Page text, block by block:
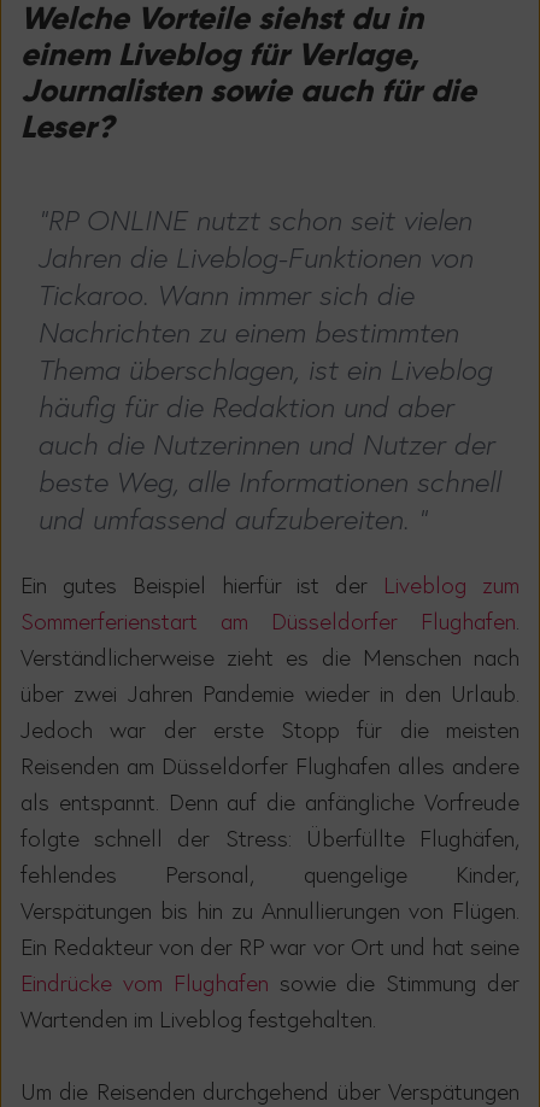
Welche Vorteile siehst du in
einem Liveblog für Verlage,
Journalisten sowie auch für die
Leser?
"RP ONLINE nutzt schon seit vielen
Jahren die Liveblog-Funktionen von
Tickaroo. Wann immer sich die
Nachrichten zu einem bestimmten
Thema überschlagen, ist ein Liveblog
häufig für die Redaktion und aber
auch die Nutzerinnen und Nutzer der
beste Weg, alle Informationen schnell
und umfassend aufzubereiten. "
Ein gutes Beispiel hierfür ist der
Liveblog zum
Sommerferienstart am Düsseldorfer Flughafen.
Verständlicherweise zieht es die Menschen nach
über zwei Jahren Pandemie wieder in den Urlaub.
Jedoch war der erste Stopp für die meisten
Reisenden am Düsseldorfer Flughafen alles andere
als entspannt. Denn auf die anfängliche Vorfreude
folgte schnell der Stress: Überfüllte Flughäfen,
fehlendes Personal, quengelige Kinder,
Verspätungen bis hin zu Annullierungen von Flügen.
Ein Redakteur von der RP war vor Ort und hat seine
Eindrücke vom Flughafen sowie die Stimmung der
Wartenden im Liveblog festgehalten.
Um die Reisenden durchgehend über Verspätungen